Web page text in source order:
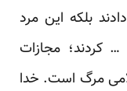
بلکه این مرد
… کردند؛ مجازات
مرگ است. خدا